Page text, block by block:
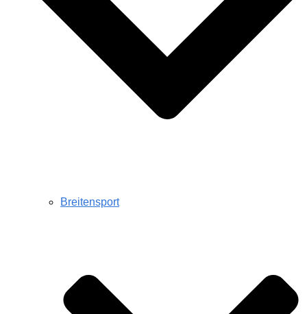
Breitensport